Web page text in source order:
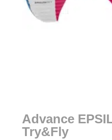
Advance
Try&Fly